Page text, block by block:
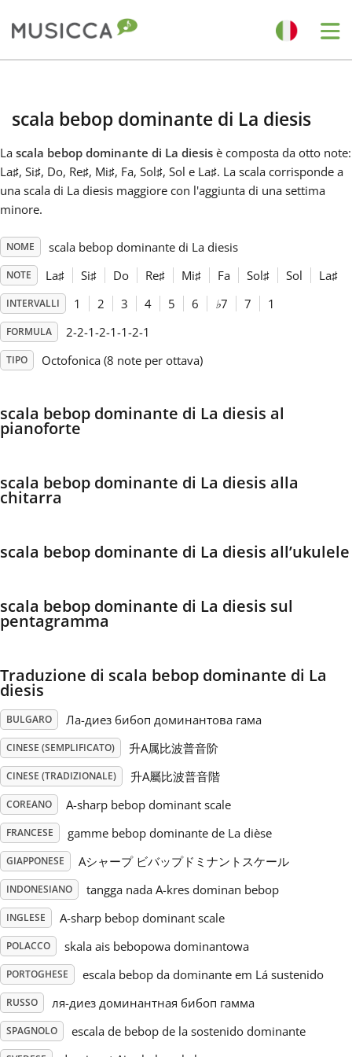
Български
Dansk
English
Español
한국어
हिन्दी
Português
Русский
Svenska
Tiếng Việt
Türkçe
简体中文
繁體中文
scala bebop dominante di La diesis
La scala bebop dominante di La diesis è composta da otto note:
La♯, Si♯, Do, Re♯, Mi♯, Fa, Sol♯, Sol e La♯. La scala corrisponde a
una scala di La diesis maggiore con l'aggiunta di una settima
minore.
NOME scala bebop dominante di La diesis
NOTE La♯ Si♯ Do Re♯ Mi♯ Fa Sol♯ Sol La♯
INTERVALLI 1 2 3 4 5 6 ♭7 7 1
FORMULA 2-2-1-2-1-1-2-1
TIPO Octofonica (8 note per ottava)
scala bebop dominante di La diesis al
pianoforte
scala bebop dominante di La diesis alla
chitarra
scala bebop dominante di La diesis all’ukulele
scala bebop dominante di La diesis sul
pentagramma
Traduzione di scala bebop dominante di La
diesis
BULGARO Ла-диез бибоп доминантова гама
CINESE (SEMPLIFICATO) 升A属比波普音阶
CINESE (TRADIZIONALE) 升A屬比波普音階
COREANO A-sharp bebop dominant scale
FRANCESE gamme bebop dominante de La dièse
GIAPPONESE Aシャープ ビバップドミナントスケール
INDONESIANO tangga nada A-kres dominan bebop
INGLESE A-sharp bebop dominant scale
POLACCO skala ais bebopowa dominantowa
PORTOGHESE escala bebop da dominante em Lá sustenido
RUSSO ля-диез доминантная бибоп гамма
SPAGNOLO escala de bebop de la sostenido dominante